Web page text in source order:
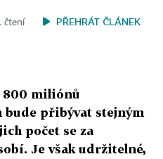
čtení PŘEHRÁT ČLÁNEK
800 miliónů
bude přibývat stejným
počet se za
Je však udržitelné,